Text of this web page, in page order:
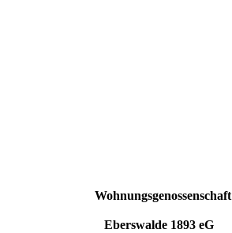
Wohnungsgenossenschaft
Eberswalde 1893 eG